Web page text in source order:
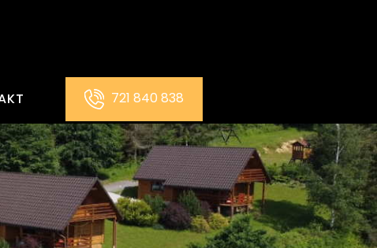
721 840 838